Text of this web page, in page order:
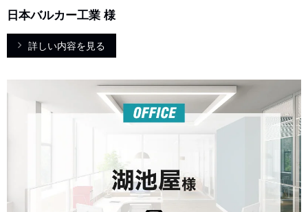
日本バルカー工業 様
詳しい内容を見る